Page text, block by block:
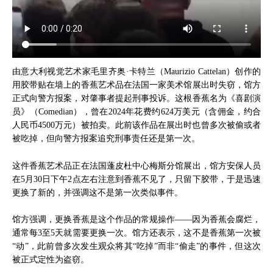
由意大利视觉艺术家毛里齐奥·卡特兰（Maurizio Cattelan）创作的
用胶带贴在墙上的香蕉艺术品在法国一家美术馆展出时失窃，馆方
正式向警方报案，对肇事者提起刑事投诉。这根香蕉名为《喜剧演
员》（Comedian），曾在2024年花费约624万美元（含佣金，约合
人民币4500万元）被拍卖。此前该作品在展出时也曾多次被偷或者
被吃掉，但向警方报案追究刑事责任还是第一次。
这件香蕉艺术品正在法国蓬皮杜中心梅斯分馆展出，馆方安保人员
在5月30日下午2点左右注意到香蕉不见了，只留下胶带，于是迅速
更换了新的，并强调这不是第一次类似事件。
馆方强调，更换香蕉是这个作品的常规操作——因为香蕉会腐烂，
通常每3至5天就需要更换一次。馆方还表示，这不是香蕉第一次被
“动”，此前曾多次发生观众将其“吃掉”而非“偷走”的事件，但这次
被正式定性为盗窃。